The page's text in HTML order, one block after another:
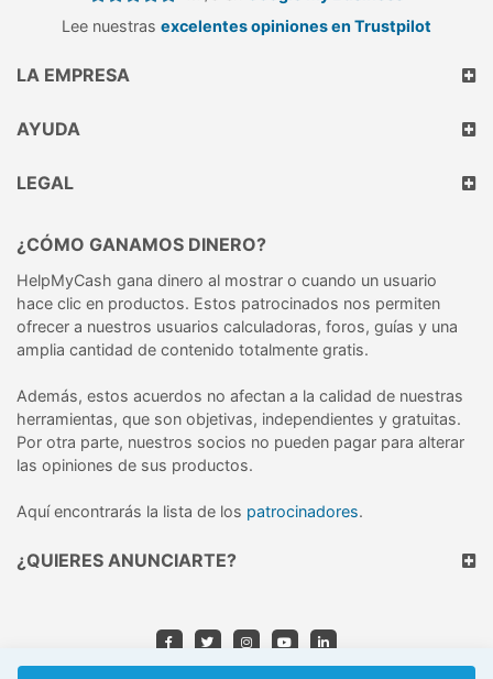
Lee nuestras excelentes opiniones en Trustpilot
LA EMPRESA
AYUDA
LEGAL
¿CÓMO GANAMOS DINERO?
HelpMyCash gana dinero al mostrar o cuando un usuario
hace clic en productos. Estos patrocinados nos permiten
ofrecer a nuestros usuarios calculadoras, foros, guías y una
amplia cantidad de contenido totalmente gratis.
Además, estos acuerdos no afectan a la calidad de nuestras
herramientas, que son objetivas, independientes y gratuitas.
Por otra parte, nuestros socios no pueden pagar para alterar
las opiniones de sus productos.
Aquí encontrarás la lista de los patrocinadores.
¿QUIERES ANUNCIARTE?